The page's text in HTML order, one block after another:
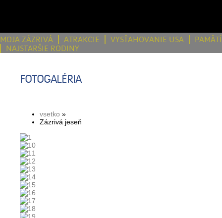
MOJA ZÁZRIVÁ ATRAKCIE VYSŤAHOVANIE USA
NAJSTARŠIE RODINY
FOTOGALÉRIA
vsetko »
Zázrivá jeseň